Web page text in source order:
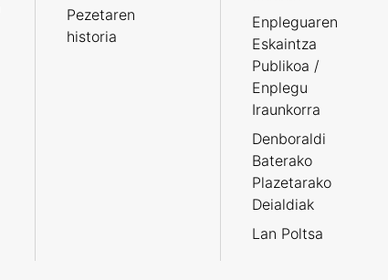
Pezetaren
historia
Enpleguaren
Eskaintza
Publikoa /
Enplegu
Iraunkorra
Denboraldi
Baterako
Plazetarako
Deialdiak
Lan Poltsa